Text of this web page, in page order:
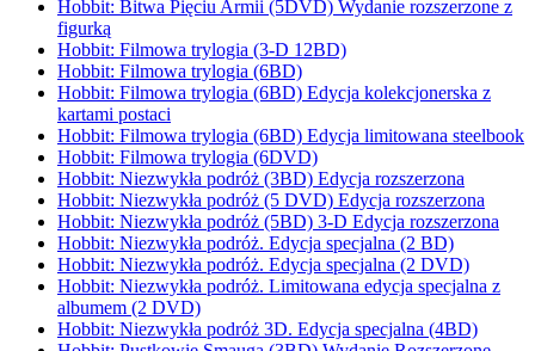
Hobbit: Bitwa Pięciu Armii (5DVD) Wydanie rozszerzone z
figurką
Hobbit: Filmowa trylogia (3-D 12BD)
Hobbit: Filmowa trylogia (6BD)
Hobbit: Filmowa trylogia (6BD) Edycja kolekcjonerska z
kartami postaci
Hobbit: Filmowa trylogia (6BD) Edycja limitowana steelbook
Hobbit: Filmowa trylogia (6DVD)
Hobbit: Niezwykła podróż (3BD) Edycja rozszerzona
Hobbit: Niezwykła podróż (5 DVD) Edycja rozszerzona
Hobbit: Niezwykła podróż (5BD) 3-D Edycja rozszerzona
Hobbit: Niezwykła podróż. Edycja specjalna (2 BD)
Hobbit: Niezwykła podróż. Edycja specjalna (2 DVD)
Hobbit: Niezwykła podróż. Limitowana edycja specjalna z
albumem (2 DVD)
Hobbit: Niezwykła podróż 3D. Edycja specjalna (4BD)